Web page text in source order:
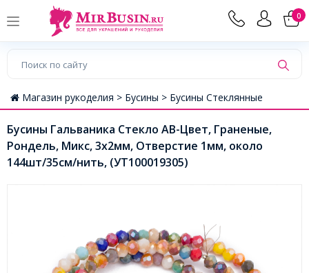
0
Магазин рукоделия > Бусины > Бусины Стеклянные
Бусины Гальваника Стекло АВ-Цвет, Граненые,
Рондель, Микс, 3х2мм, Отверстие 1мм, около
144шт/35см/нить, (УТ100019305)